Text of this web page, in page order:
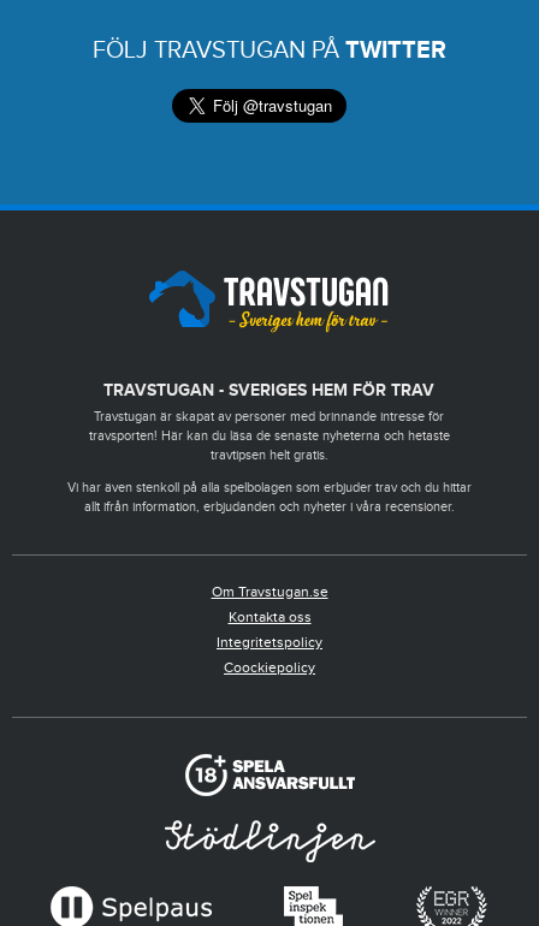
FÖLJ TRAVSTUGAN PÅ TWITTER
TRAVSTUGAN - SVERIGES HEM FÖR TRAV
Travstugan är skapat av personer med brinnande intresse för
travsporten! Här kan du läsa de senaste nyheterna och hetaste
travtipsen helt gratis.
Vi har även stenkoll på alla spelbolagen som erbjuder trav och du hittar
allt ifrån information, erbjudanden och nyheter i våra recensioner.
Om Travstugan.se
Kontakta oss
Integritetspolicy
Coockiepolicy